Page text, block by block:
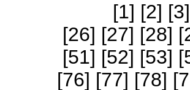
[1] [2] [3
[26] [27] [28] [
[51] [52] [53] [
[76] [77] [78] [